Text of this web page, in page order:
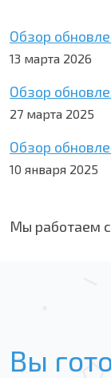
Обзор
13 марта 2026
Обзор
27 марта 2025
Обзор
10 января 2025
Мы работаем с
Вы